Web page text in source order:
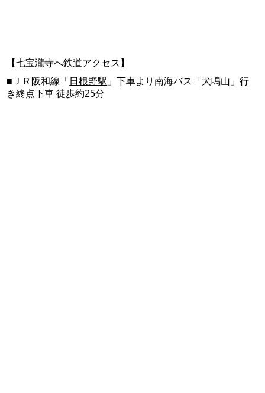
【七宝瀧寺へ鉄道アクセス】
■ＪＲ阪和線「 日根野駅 」下車より南海バス「犬鳴山」行
き終点下車 徒歩約25分